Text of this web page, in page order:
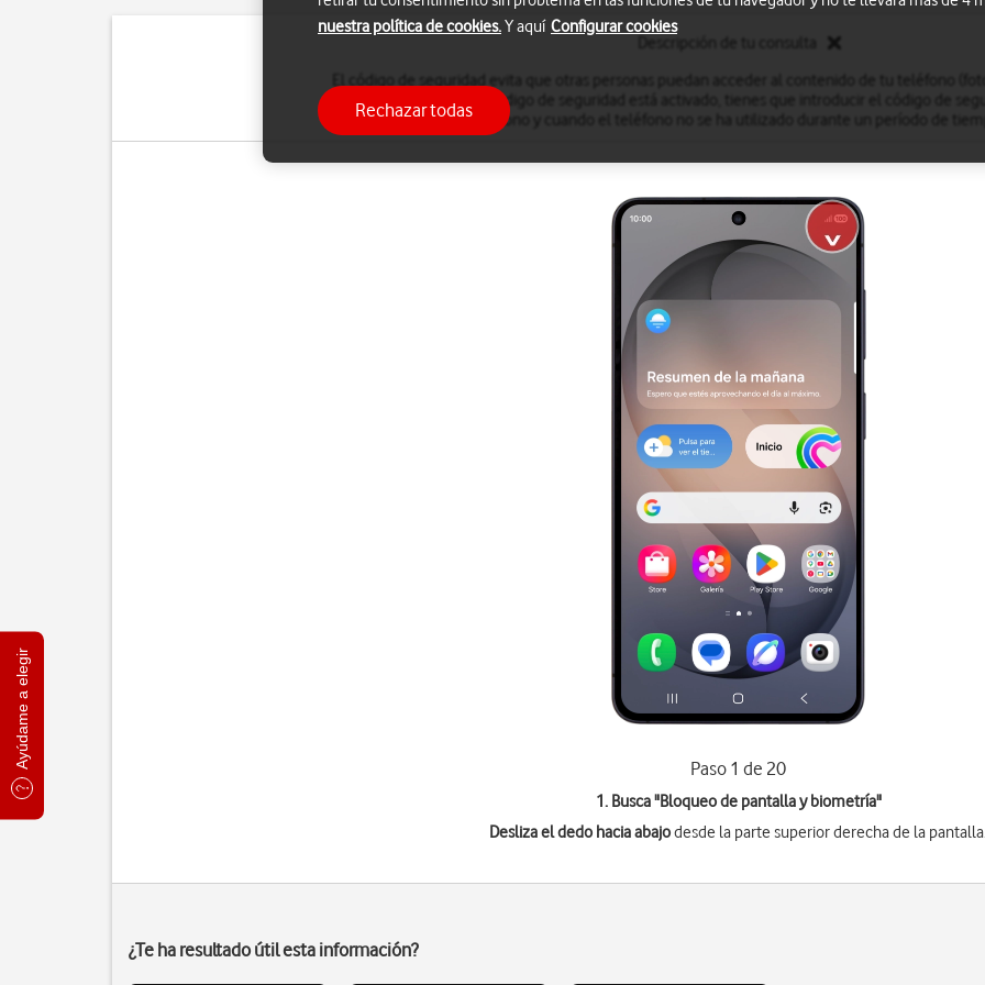
Ayúdame a elegir
Cuando el uso del código de seguridad está activado, tienes que introducir el código de
enciendes el teléfono y cuando el teléfono no se ha utilizado durante un período de
Paso 1 de 20
1. Busca "Bloqueo de pantalla y biometría"
Desliza el dedo hacia abajodesde la parte superior derecha de la
¿Te ha resultado útil esta información?
nuestra política de cookies.Y aquí Configurar cookies
Rechazar todas